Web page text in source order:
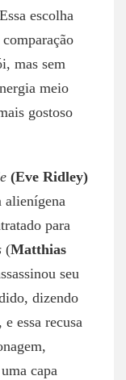
escolha
mas sem
meio
gostoso
(Eve Ridley)
para
(Matthias
seu
dizendo
essa recusa
capa